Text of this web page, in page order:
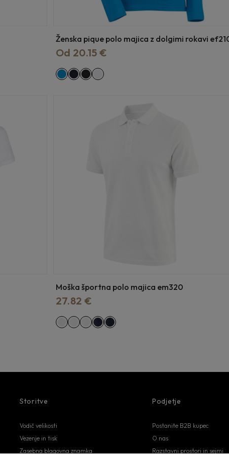
Ženska pique polo majica z dolgimi rokavi
Od 20.15 €
Moška športna polo majica em320
27.82 €
Storitve
Vodič velikosti
Vezenje in tisk
Zasebna blagovna znamka
Podjetje
Postanite B2B kupec
O nas
Razstavni prostori in sejmi